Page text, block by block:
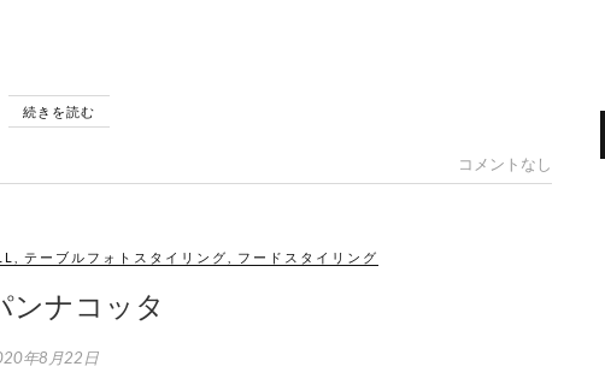
続きを読む
コメントなし
テーブルフォトスタイリング フードスタイリング
ンナコッタ
年8月22日